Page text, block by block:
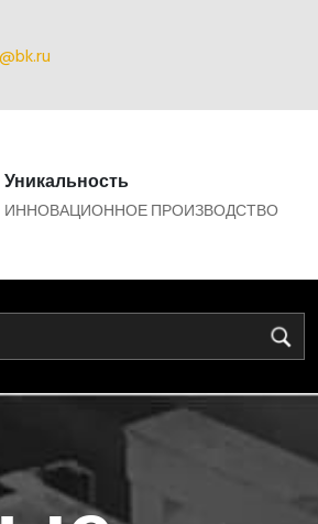
Уникальность
ИННОВАЦИОННОЕ ПРОИЗВОДСТВО